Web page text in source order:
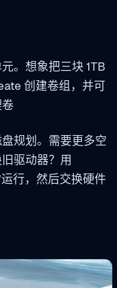
。想象把三块 1TB
创建卷组，并可
规划。需要更多空
驱动器？用
行，然后交换硬件